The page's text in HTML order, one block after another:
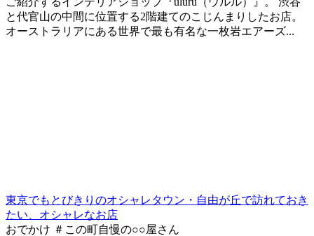
と代官山の中間に位置する2階建てのこじんまりしたお店。
オーストラリアにある世界で最も有名な一枚岩エアーズ...
東京でもとびきりのオシャレタウン・自由が丘で訪れておき
たい、オシャレなお店
おでかけ ＃この町自慢の○○屋さん